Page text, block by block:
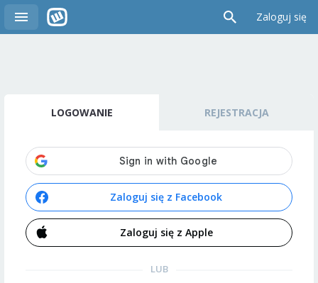
Zaloguj się
LOGOWANIE REJESTRACJA
Zaloguj się z Facebook
Zaloguj się z Apple
LUB